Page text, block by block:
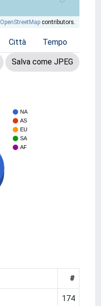
OpenStreetMap contributors.
Città Tempo
Salva come JPEG
NA
AS
EU
SA
AF
#
174